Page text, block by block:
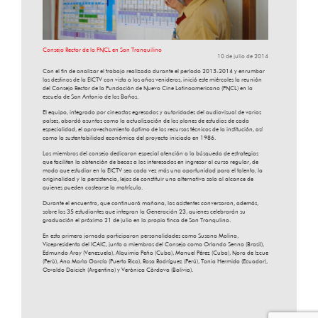
Consejo Rector de la FNCL en San Tranquilino
10 de julio de 2014
Con el fin de analizar el trabajo realizado durante el período 2013-2014 y enrumbar
los destinos de la EICTV con vista a los años venideros, inició este miércoles la reunión
del Consejo Rector de la Fundación de Nuevo Cine Latinoamericano (FNCL) en la
escuela de San Antonio de los Baños.
El equipo, integrado por cineastas egresados y autoridades del audiovisual de varios
países, abordó asuntos como la actualización de los planes de estudios de cada
especialidad, el aprovechamiento óptimo de los recursos técnicos de la institución, así
como la sustentabilidad económica del proyecto iniciado en 1986.
Los miembros del consejo dedicaron especial atención a la búsqueda de estrategias
que faciliten la obtención de becas a los interesados en ingresar al curso regular, de
modo que estudiar en la EICTV sea cada vez más una oportunidad para el talento, la
originalidad y la persistencia, lejos de constituir una alternativa solo al alcance de
quienes pueden costearse la matrícula.
Durante el encuentro, que continuará mañana, los asistentes conversaron, además,
sobre los 35 estudiantes que integran la Generación 23, quienes celebrarán su
graduación el próximo 21 de julio en la propia finca de San Tranqulino.
En esta primera jornada participaron personalidades como Susana Molina,
Vicepresidenta del ICAIC, junto a miembros del Consejo como Orlando Senna (Brasil),
Edmundo Aray (Venezuela), Alquimia Peña (Cuba), Manuel Pérez (Cuba), Nora de Izcue
(Perù), Ana Marìa García (Puerto Rico), Rosa Rodríguez (Perú), Tania Hermida (Ecuador),
Osvaldo Daicich (Argentina) y Verònica Còrdova (Bolivia).